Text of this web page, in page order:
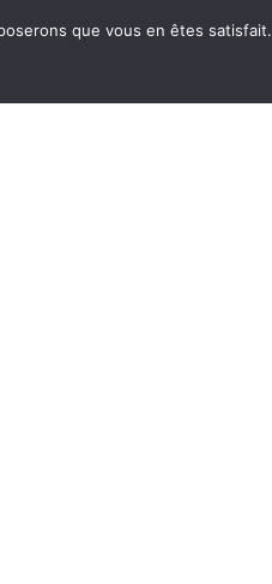
que vous en êtes satisfait.